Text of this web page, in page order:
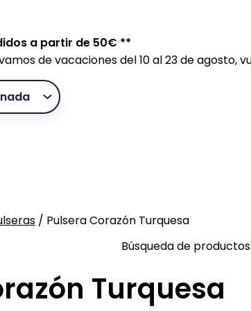
a partir de 50€ **
de vacaciones del 10 al 23 de
Búsqueda de productos
/ Pulsera Corazón Turquesa
Turquesa